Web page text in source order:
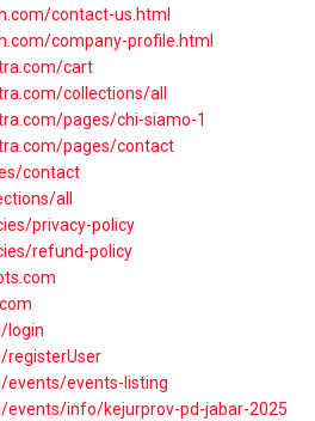
contact-us.html
company-profile.html
cart
collections/all
pages/chi-siamo-1
pages/contact
contact
all
privacy-policy
refund-policy
login
registerUser
events/events-listing
info/kejurprov-pd-jabar-2025